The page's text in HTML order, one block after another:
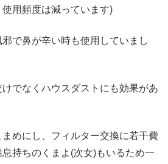
用頻度は減っています)
で鼻が辛い時も使用していまし
でなくハウスダストにも効果があ
めにし、フィルター交換に若干費
持ちのくまよ(次女)もいるため一